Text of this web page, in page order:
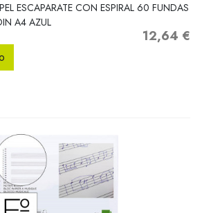
ESCAPARATE CON ESPIRAL 60 FUNDAS
A4 AZUL
Precio
12,64 €